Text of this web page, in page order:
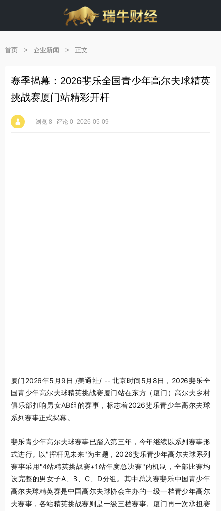
首页 > 企业新闻 > 正文
赛季揭幕：2026斐乐全国青少年高尔夫球精英
挑战赛厦门站精彩开杆
浏览 8 评论 0 2026-05-09
厦门2026年5月9日 /美通社/ -- 北京时间5月8日，2026斐乐全
国青少年高尔夫球精英挑战赛厦门站在东方（厦门）高尔夫乡村
俱乐部打响男女AB组的赛事，标志着2026斐乐青少年高尔夫球
系列赛事正式揭幕。
斐乐青少年高尔夫球赛事已踏入第三年，今年继续以系列赛事形
式进行。以"挥杆见未来"为主题，2026斐乐青少年高尔夫球系列
赛事采用"4站精英挑战赛+1站年度总决赛"的机制，全部比赛均
设完整的男女子A、B、C、D分组。其中总决赛斐乐中国青少年
高尔夫球精英赛是中国高尔夫球协会主办的一级一档青少年高尔
夫赛事，各站精英挑战赛则是一级三档赛事。厦门再一次承担赛